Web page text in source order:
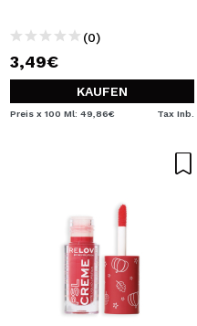
(0)
3,49€
KAUFEN
Preis x 100 Ml: 49,86€ Tax Inb.